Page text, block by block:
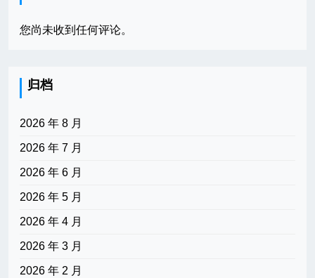
您尚未收到任何评论。
归档
2026 年 8 月
2026 年 7 月
2026 年 6 月
2026 年 5 月
2026 年 4 月
2026 年 3 月
2026 年 2 月